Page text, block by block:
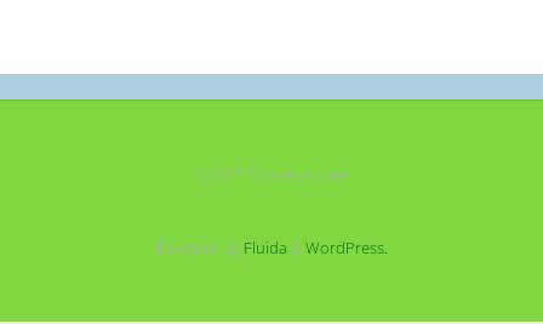
©2021 Schule am See
Powered byFluida &WordPress.